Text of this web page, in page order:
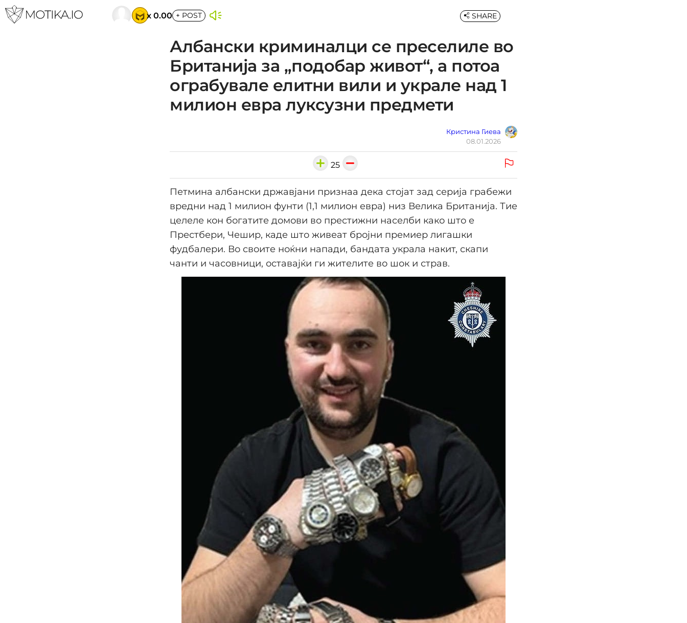
x 0.00 + POST
Албански криминалци се преселиле во
Британија за „подобар живот“, а потоа
ограбувале елитни вили и украле над 1
милион евра луксузни предмети
Кристина Гиева
08.01.2026
SHARE
25
Петмина албански државјани признаа дека стојат зад серија грабежи
вредни над 1 милион фунти (1,1 милион евра) низ Велика Британија. Тие
целеле кон богатите домови во престижни населби како што е
Престбери, Чешир, каде што живеат бројни премиер лигашки
фудбалери. Во своите ноќни напади, бандата украла накит, скапи
чанти и часовници, оставајќи ги жителите во шок и страв.